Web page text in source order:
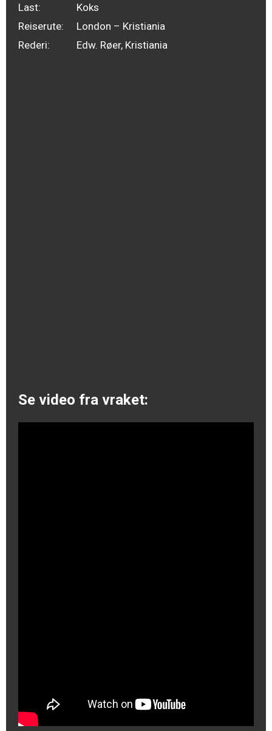
Last:
Koks
Reiserute:
London – Kristiania
Rederi:
Edw. Røer, Kristiania
Se video fra vraket: